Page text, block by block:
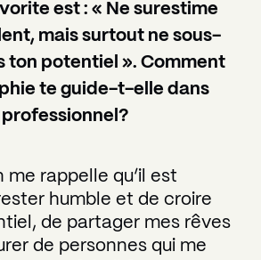
est : « Ne surestime
mais surtout ne sous-
ton potentiel ». Comment
te guide-t-elle dans
rappelle qu’il est
humble et de croire
de partager mes rêves
de personnes qui me